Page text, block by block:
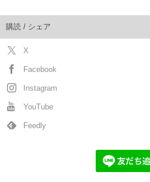
購読 / シェア
X
Facebook
Instagram
YouTube
Feedly